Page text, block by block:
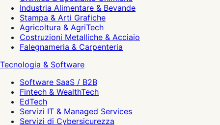
Industria Alimentare & Bevande
Stampa & Arti Grafiche
Agricoltura & AgriTech
Costruzioni Metalliche & Acciaio
Falegnameria & Carpenteria
Tecnologia & Software
Software SaaS / B2B
Fintech & WealthTech
EdTech
Servizi IT & Managed Services
Servizi di Cybersicurezza